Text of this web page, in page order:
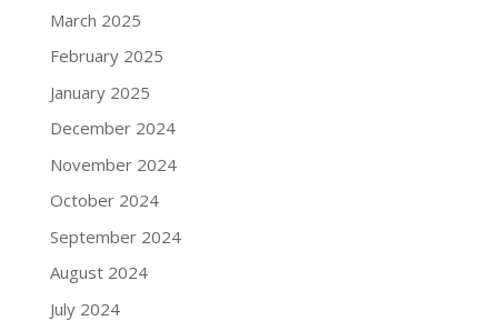
March 2025
February 2025
January 2025
December 2024
November 2024
October 2024
September 2024
August 2024
July 2024